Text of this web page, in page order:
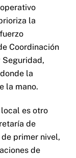
la
Coordinación
Seguridad,
la
la mano.
es otro
de
primer nivel,
de